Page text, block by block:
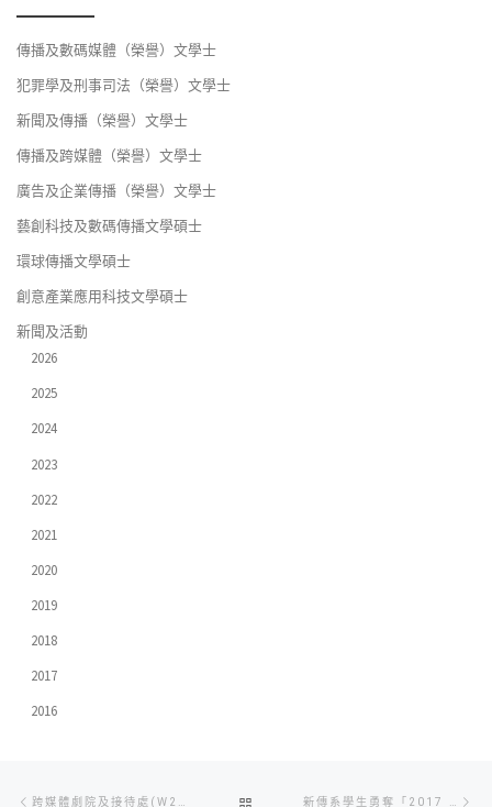
傳播及數碼媒體（榮譽）文學士
犯罪學及刑事司法（榮譽）文學士
新聞及傳播（榮譽）文學士
傳播及跨媒體（榮譽）文學士
廣告及企業傳播（榮譽）文學士
藝創科技及數碼傳播文學碩士
環球傳播文學碩士
創意產業應用科技文學碩士
新聞及活動
2026
2025
2024
2023
2022
2021
2020
2019
2018
2017
2016
Previous